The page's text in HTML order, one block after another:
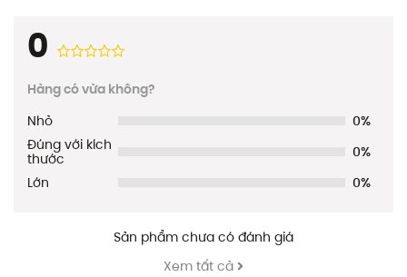
0
Hàng có vừa không?
Nhỏ
0%
Đúng với kích
thước
0%
Lớn
0%
Sản phẩm chưa có đánh giá
Xem tất cả